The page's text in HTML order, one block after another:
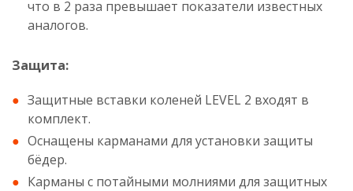
что в 2 раза превышает показатели известных
аналогов.
Защита:
Защитные вставки коленей LEVEL 2 входят в
комплект.
Оснащены карманами для установки защиты
бёдер.
Карманы с потайными молниями для защитных